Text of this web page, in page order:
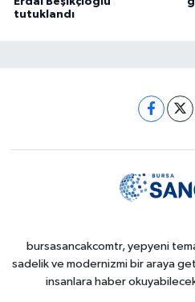
tutuklandı
bursasancakcomtr, yepyeni
sadelik ve modernizmi bir araya
insanlara haber